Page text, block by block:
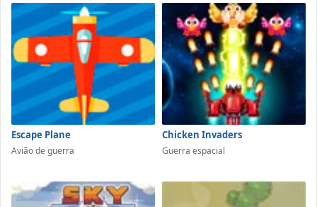
Escape Plane
Avião de guerra
Chicken Invaders
Guerra espacial